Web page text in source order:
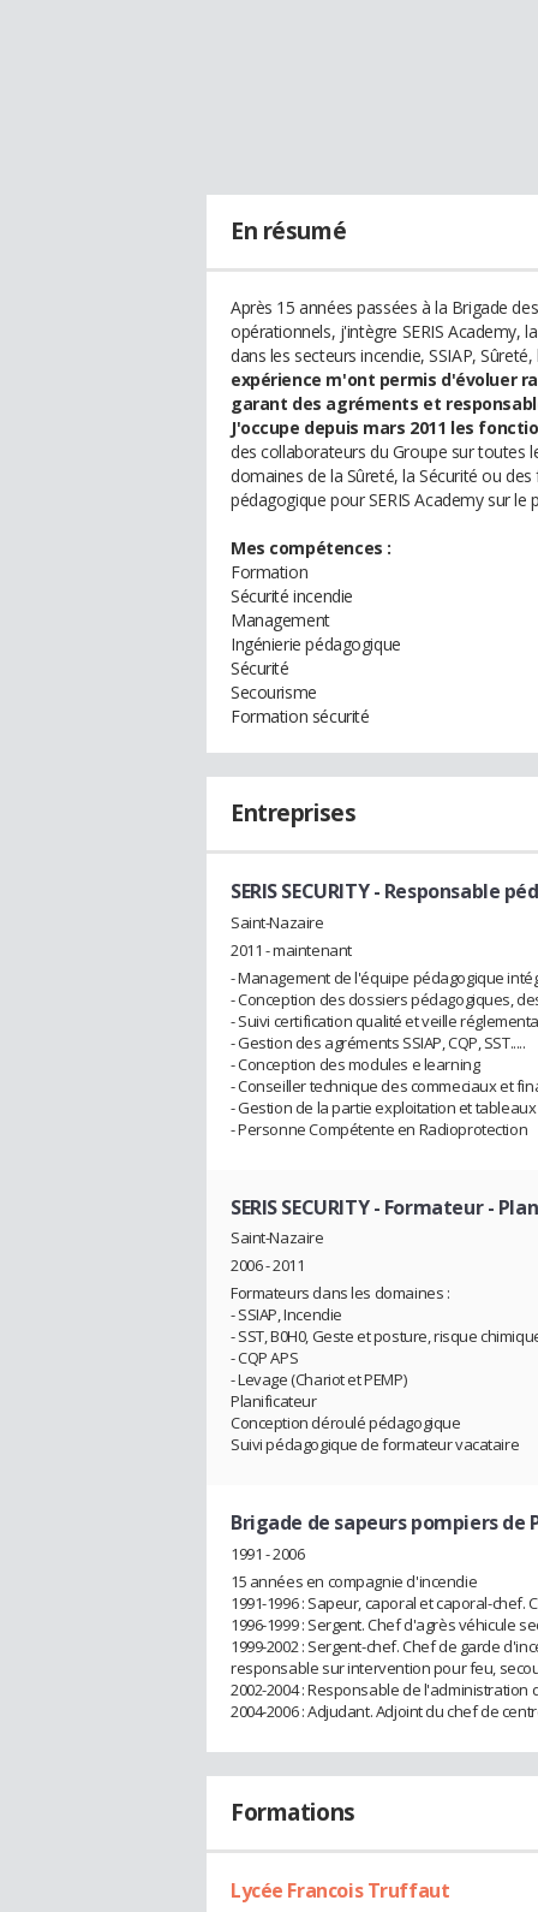
En résumé
Après 15 années passées à la Brigade
opérationnels, j'intègre SERIS Academy,
dans les secteurs incendie, SSIAP,
expérience m'ont permis d'évoluer
garant des agréments et
J'occupe depuis mars 2011 les
des collaborateurs du Groupe sur toutes
domaines de la Sûreté, la Sécurité ou
pédagogique pour SERIS Academy sur le
Mes compétences :
Formation
Sécurité incendie
Management
Ingénierie pédagogique
Sécurité
Secourisme
Formation sécurité
Entreprises
SERIS SECURITY- Responsable
Saint-Nazaire
2011 - maintenant
- Management de l'équipe pédagogique
- Conception des dossiers pédagogiques,
- Suivi certification qualité et veille
- Gestion des agréments SSIAP, CQP, SST.....
- Conception des modules e learning
- Conseiller technique des commeciaux et
- Gestion de la partie exploitation et
- Personne Compétente en Radioprotection
SERIS SECURITY- Formateur -
Saint-Nazaire
2006 - 2011
Formateurs dans les domaines :
- SSIAP, Incendie
- SST, B0H0, Geste et posture, risque
- CQP APS
- Levage (Chariot et PEMP)
Planificateur
Conception déroulé pédagogique
Suivi pédagogique de formateur vacataire
Brigade de sapeurs pompiers de
1991 - 2006
15 années en compagnie d'incendie
1991-1996 : Sapeur, caporal et caporal-chef.
1996-1999 : Sergent. Chef d'agrès véhicule
1999-2002 : Sergent-chef. Chef de garde
responsable sur intervention pour feu,
2002-2004 : Responsable de l'administration
2004-2006 : Adjudant. Adjoint du chef de
Formations
Lycée Francois Truffaut